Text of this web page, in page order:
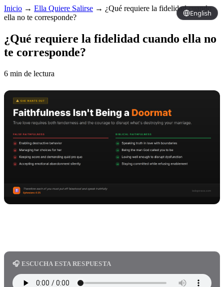
English
Inicio → Ella Quiere Salirse → ¿Qué requiere la fidelidad cuando
ella no te corresponde?
¿Qué requiere la fidelidad cuando ella no
te corresponde?
6 min de lectura
🎧 ESCUCHA ESTA RESPUESTA